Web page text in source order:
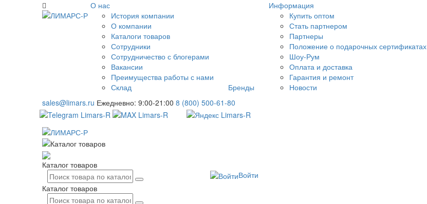
О нас
История компании
О компании
Каталоги товаров
Сотрудники
Сотрудничество с блогерами
Вакансии
Преимущества работы с нами
Склад
Бренды
Информация
Купить оптом
Стать партнером
Партнеры
Положение о подарочных сертификатах
Шоу-Рум
Оплата и доставка
Гарантия и ремонт
Новости
sales@limars.ru Ежедневно: 9:00-21:00 8 (800) 500-61-80
Каталог товаров
Войти
Каталог товаров